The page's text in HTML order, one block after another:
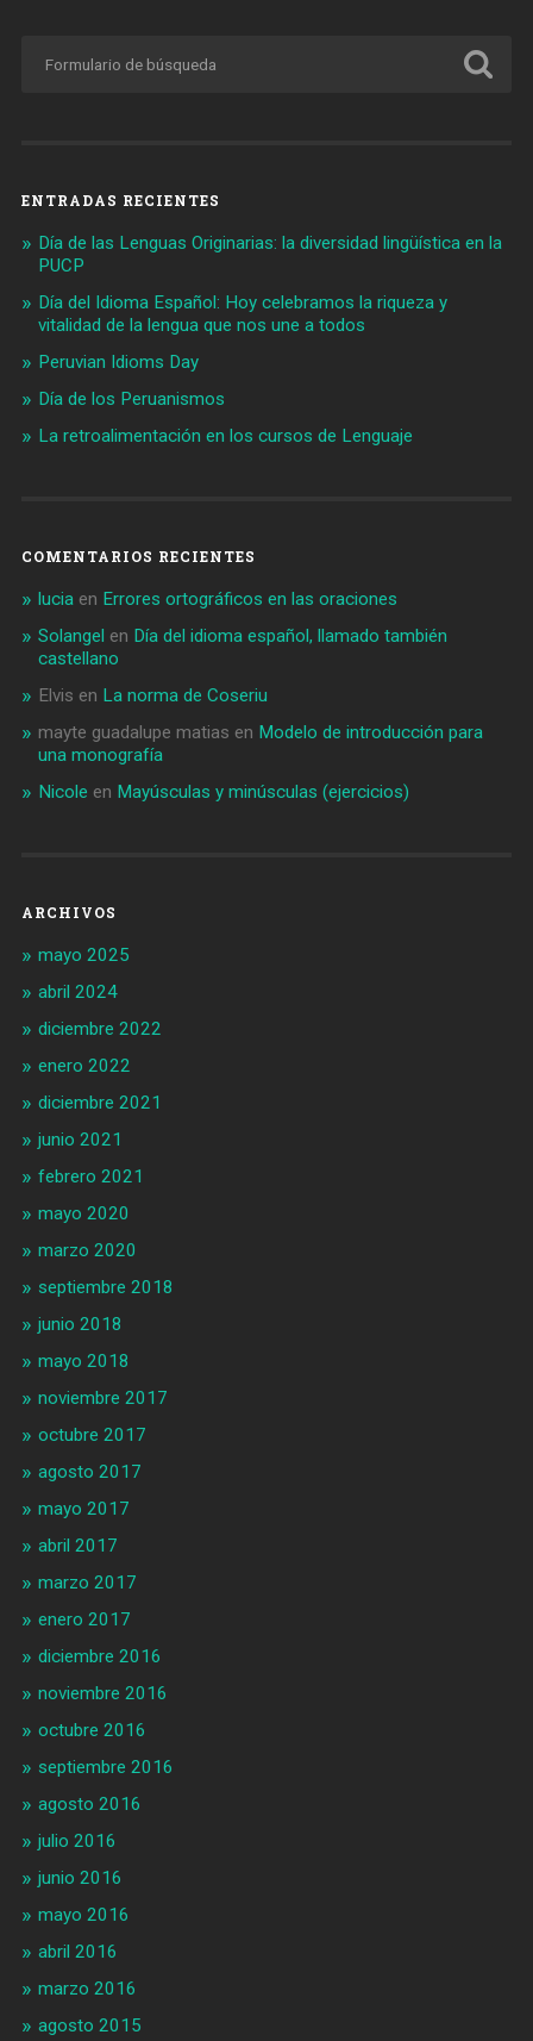
ENTRADAS RECIENTES
Día de las Lenguas Originarias: la diversidad lingüística en la
PUCP
Día del Idioma Español: Hoy celebramos la riqueza y
vitalidad de la lengua que nos une a todos
Peruvian Idioms Day
Día de los Peruanismos
La retroalimentación en los cursos de Lenguaje
COMENTARIOS RECIENTES
luciaen Errores ortográficos en las oraciones
Solangel en Día del idioma español, llamado también
castellano
Elvis en La norma de Coseriu
mayte guadalupe matias en Modelo de introducción para
una monografía
Nicole en Mayúsculas y minúsculas (ejercicios)
ARCHIVOS
mayo 2025
abril 2024
diciembre 2022
enero 2022
diciembre 2021
junio 2021
febrero 2021
mayo 2020
marzo 2020
septiembre 2018
junio 2018
mayo 2018
noviembre 2017
octubre 2017
agosto 2017
mayo 2017
abril 2017
marzo 2017
enero 2017
diciembre 2016
noviembre 2016
octubre 2016
septiembre 2016
agosto 2016
julio 2016
junio 2016
mayo 2016
abril 2016
marzo 2016
agosto 2015